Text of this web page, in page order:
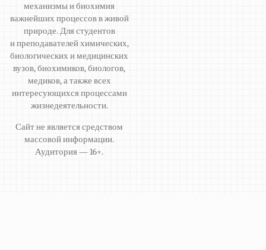
механизмы и биохимия
важнейших процессов в живой
природе. Для студентов
и преподавателей химических,
биологических и медицинских
вузов, биохимиков, биологов,
медиков, а также всех
интересующихся процессами
жизнедеятельности.
Сайт не является средством
массовой информации.
Аудитория — 16+.